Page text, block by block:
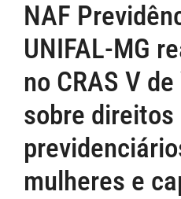
NAF
UNIFAL-MG
no CRAS V
sobre direitos
mulheres e